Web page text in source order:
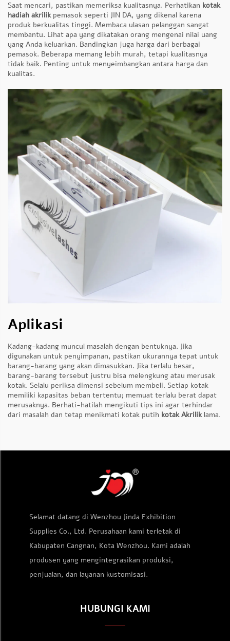
Saat mencari, pastikan memeriksa kualitasnya. Perhatikan kotak
hadiah akrilik pemasok seperti JIN DA, yang dikenal karena
produk berkualitas tinggi. Membaca ulasan pelanggan sangat
membantu. Lihat apa yang dikatakan orang mengenai nilai uang
yang Anda keluarkan. Bandingkan juga harga dari berbagai
pemasok. Beberapa memang lebih murah, tetapi kualitasnya
tidak baik. Penting untuk menyeimbangkan antara harga dan
kualitas.
Aplikasi
Kadang-kadang muncul masalah dengan bentuknya. Jika
digunakan untuk penyimpanan, pastikan ukurannya tepat untuk
barang-barang yang akan dimasukkan. Jika terlalu besar,
barang-barang tersebut justru bisa melengkung atau merusak
kotak. Selalu periksa dimensi sebelum membeli. Setiap kotak
memiliki kapasitas beban tertentu; memuat terlalu berat dapat
merusaknya. Berhati-hatilah mengikuti tips ini agar terhindar
dari masalah dan tetap menikmati kotak putih kotak Akrilik lama.
Selamat datang di Wenzhou Jinda Exhibition
Supplies Co., Ltd. Perusahaan kami terletak di
Kabupaten Cangnan, Kota Wenzhou. Kami adalah
produsen yang mengintegrasikan produksi,
penjualan, dan layanan kustomisasi.
HUBUNGI KAMI